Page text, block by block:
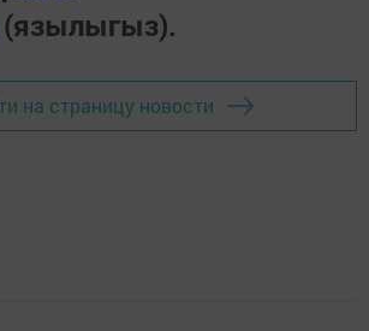
(язылыгыз).
на страницу новости